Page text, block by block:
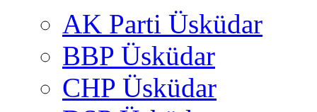
AK Parti Üsküdar
BBP Üsküdar
CHP Üsküdar